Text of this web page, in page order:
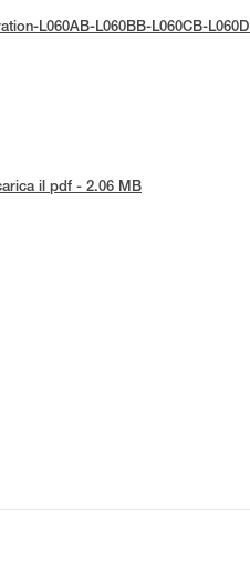
L060AB-L060BB-L060CB-
il pdf - 2.06 MB